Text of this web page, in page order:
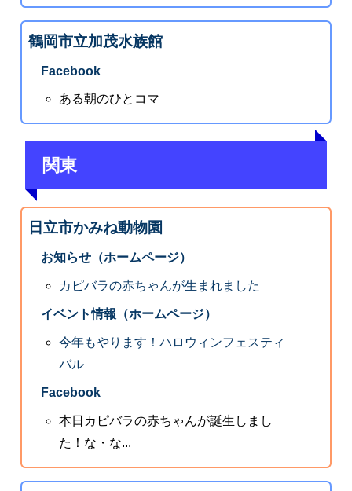
鶴岡市立加茂水族館
Facebook
ある朝のひとコマ
関東
日立市かみね動物園
お知らせ（ホームページ）
カピバラの赤ちゃんが生まれました
イベント情報（ホームページ）
今年もやります！ハロウィンフェスティ
バル
Facebook
本日カピバラの赤ちゃんが誕生しまし
た！な・な...